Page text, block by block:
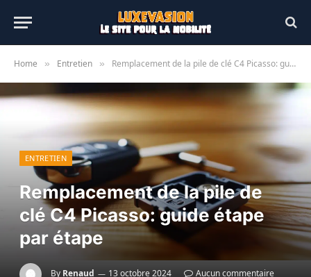
Home » Entretien » Remplacement de la pile de clé C4 Picasso: guide étape par étape
ENTRETIEN
Remplacement de la pile de
clé C4 Picasso: guide étape
par étape
By Renaud 13 octobre 2024 Aucun commentaire